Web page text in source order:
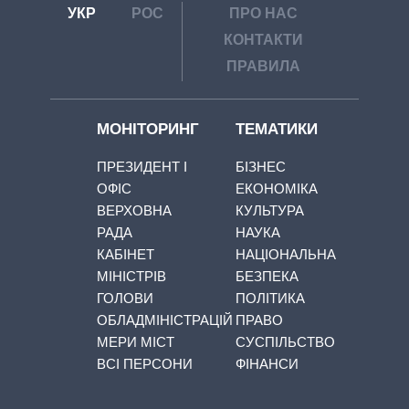
УКР РОС
ПРО НАС
КОНТАКТИ
ПРАВИЛА
МОНІТОРИНГ
ПРЕЗИДЕНТ І
ОФІС
ВЕРХОВНА
РАДА
КАБІНЕТ
МІНІСТРІВ
ГОЛОВИ
ОБЛАДМІНІСТРАЦІЙ
МЕРИ МІСТ
ВСІ ПЕРСОНИ
ТЕМАТИКИ
БІЗНЕС
ЕКОНОМІКА
КУЛЬТУРА
НАУКА
НАЦІОНАЛЬНА
БЕЗПЕКА
ПОЛІТИКА
ПРАВО
СУСПІЛЬСТВО
ФІНАНСИ